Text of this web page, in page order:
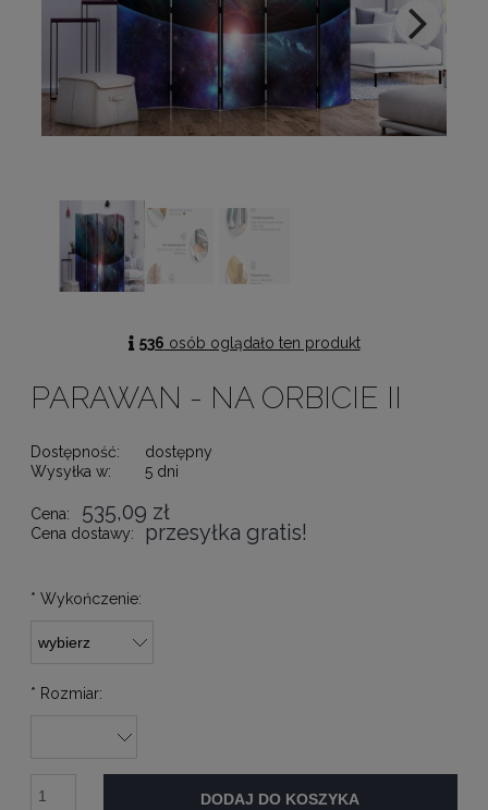
536 osób oglądało ten produkt
PARAWAN - NA ORBICIE II
Dostępność:
dostępny
Wysyłka w:
5 dni
Cena: 535,09 zł
Cena dostawy: przesyłka gratis!
* Wykończenie:
* Rozmiar:
DODAJ DO KOSZYKA